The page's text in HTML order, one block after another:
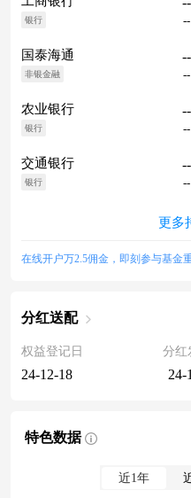
银行 --
国泰海通
非银金融
--
--
农业银行
银行
--
--
交通银行
银行
--
--
更多
在线开户万2.5佣金，即刻参与基金
分红送配
权益登记日
24-12-18
分红
24-
特色数据
近1年